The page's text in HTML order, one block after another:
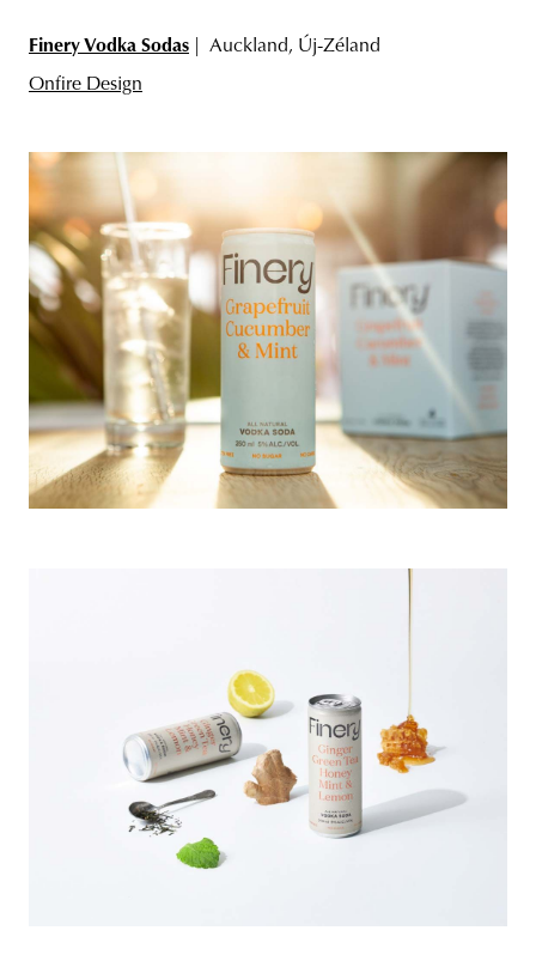
Finery Vodka Sodas | Auckland, Új-Zéland
Onfire Design